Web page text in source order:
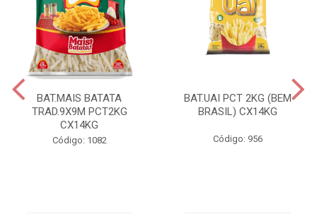
BAT.MAIS BATATA
TRAD.9X9M PCT2KG
CX14KG
Código: 1082
BAT.UAI PCT 2KG (BEM
BRASIL) CX14KG
Código: 956